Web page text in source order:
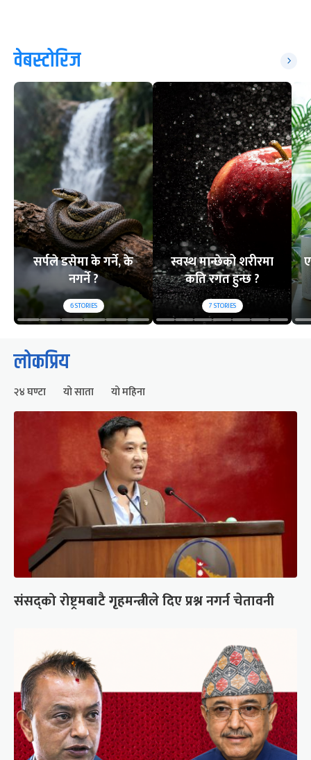
वेबस्टोरिज
सर्पले डसेमा के गर्ने, के
नगर्ने ?
6STORIES
स्वस्थ मान्छेको शरीरमा
कति रगत हुन्छ ?
7STORIES
लोकप्रिय
२४ घण्टा यो साता यो महिना
संसद्को रोष्ट्रमबाटै गृहमन्त्रीले दिए प्रश्न नगर्न चेतावनी